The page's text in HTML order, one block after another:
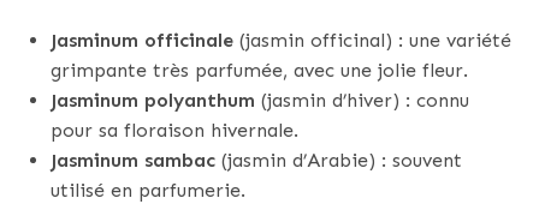
Jasminum officinale (jasmin officinal) : une variété
grimpante très parfumée, avec une jolie fleur.
Jasminum polyanthum (jasmin d’hiver) : connu
pour sa floraison hivernale.
Jasminum sambac (jasmin d’Arabie) : souvent
utilisé en parfumerie.